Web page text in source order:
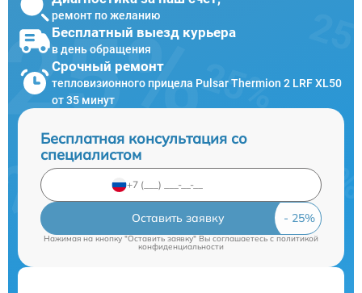
ремонт по желанию
Бесплатный выезд курьера
в день обращения
Срочный ремонт
тепловизионного прицела Pulsar Thermion 2 LRF XL50
от 35 минут
Бесплатная консультация со
специалистом
Оставить заявку
Нажимая на кнопку "Оставить заявку" Вы соглашаетесь cполитикой
конфиденциальности